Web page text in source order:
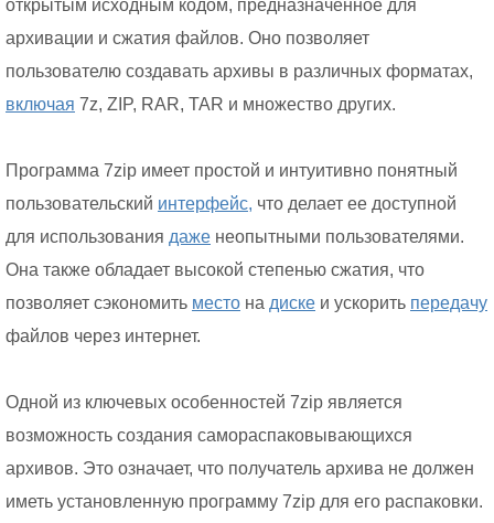
открытым исходным кодом, предназначенное для
архивации и сжатия файлов. Оно позволяет
пользователю создавать архивы в различных форматах,
включая 7z, ZIP, RAR, TAR и множество других.
Программа 7zip имеет простой и интуитивно понятный
пользовательский интерфейс, что делает ее доступной
для использования даже неопытными пользователями.
Она также обладает высокой степенью сжатия, что
позволяет сэкономить место на диске и ускорить передачу
файлов через интернет.
Одной из ключевых особенностей 7zip является
возможность создания самораспаковывающихся
архивов. Это означает, что получатель архива не должен
иметь установленную программу 7zip для его распаковки.